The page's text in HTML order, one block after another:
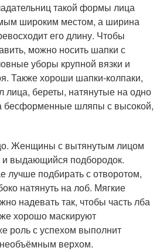
такой формы лица
широким местом, а ширина
его длину. Чтобы
можно носить шапки с
уборы крупной вязки и
Также хороши шапки-колпаки,
береты, натянутые на одно
бесформенные шляпы с высокой,
Женщины с вытянутым лицом
выдающийся подбородок.
лучше подбирать с отворотом,
натянуть на лоб. Мягкие
надевать так, чтобы часть лба
хорошо маскируют
роль с успехом выполнит
верхом.